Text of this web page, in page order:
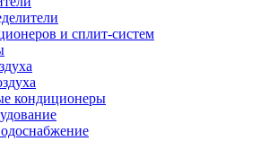
и сплит-систем
кондиционеры